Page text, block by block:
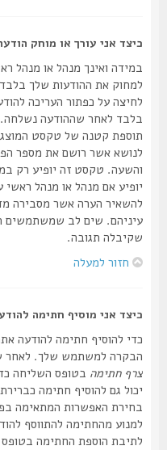
כיצד אני עורך או מוחק הודעה?
במידה ואינך מנהל או מנהל ראשי
למחוק את ההודעות שלך בלבד.
לחיצה על כפתור העריכה להודעה
בלבד לאחר שההודעה נשלחה. אם
תוספת קטנה של טקסט המוצג
לנושא אשר רושם את מספר
והשעה. טקסט זה יופיע רק
יופיע אם מנהל או מנהל ראשי ערך
להשאיר הערה אשר מסבירה מדוע
עיניהם. שים לב שמשתמשים
שקיבלה תגובה.
חזור למעלה
כיצד אני מוסיף חתימה להודעות
כדי להוסיף חתימה להודעה אתה
הבקרה למשתמש שלך. לאחר
צרף חתימהבטופס השליחה כדי
יכול גם להוסיף חתימה כברירת
בחירת האפשרות המתאימה
למנוע מהחתימה להתווסף
לתיבת הוספת החתימה בטופס